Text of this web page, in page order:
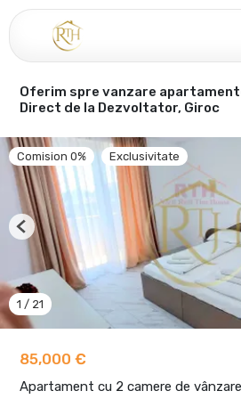
Oferim spre vanzare
Direct de la Dezvoltator, Giroc
85,000 €
Apartament cu 2 camere de vânzare
Comision 0% Exclusivitate
1 / 21
Previous